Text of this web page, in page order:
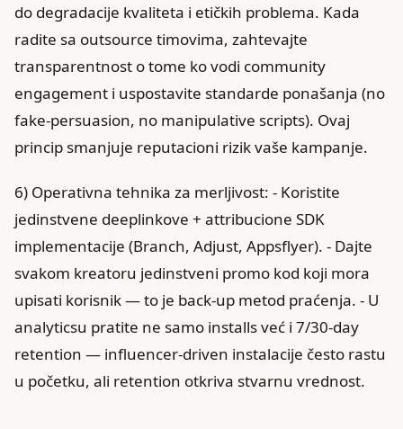
do degradacije kvaliteta i etičkih problema. Kada
radite sa outsource timovima, zahtevajte
transparentnost o tome ko vodi community
engagement i uspostavite standarde ponašanja (no
fake-persuasion, no manipulative scripts). Ovaj
princip smanjuje reputacioni rizik vaše kampanje.
6) Operativna tehnika za merljivost: - Koristite
jedinstvene deeplinkove + attribucione SDK
implementacije (Branch, Adjust, Appsflyer). - Dajte
svakom kreatoru jedinstveni promo kod koji mora
upisati korisnik — to je back-up metod praćenja. - U
analyticsu pratite ne samo installs već i 7/30-day
retention — influencer-driven instalacije često rastu
u početku, ali retention otkriva stvarnu vrednost.